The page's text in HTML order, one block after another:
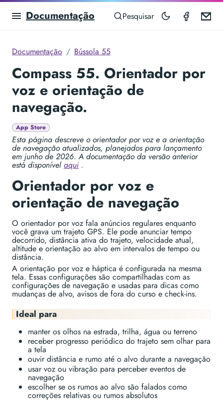
Documentação Pesquisar
Documentação Bússola 55
Compass 55. Orientador por
voz e orientação de
navegação.
App Store
Esta página descreve o orientador por voz e a orientação
de navegação atualizados, planejados para lançamento
em junho de 2026. A documentação da versão anterior
está disponível aqui.
Orientador por voz e
orientação de navegação
O orientador por voz fala anúncios regulares enquanto
você grava um trajeto GPS. Ele pode anunciar tempo
decorrido, distância ativa do trajeto, velocidade atual,
altitude e orientação ao alvo em intervalos de tempo ou
distância.
A orientação por voz e háptica é configurada na mesma
tela. Essas configurações são compartilhadas com as
configurações de navegação e usadas para dicas como
mudanças de alvo, avisos de fora do curso e check-ins.
Ideal para
manter os olhos na estrada, trilha, água ou terreno
receber progresso periódico do trajeto sem olhar para
a tela
ouvir distância e rumo até o alvo durante a navegação
usar voz ou vibração para perceber eventos de
navegação
escolher se os rumos ao alvo são falados como
correções relativas ou rumos absolutos